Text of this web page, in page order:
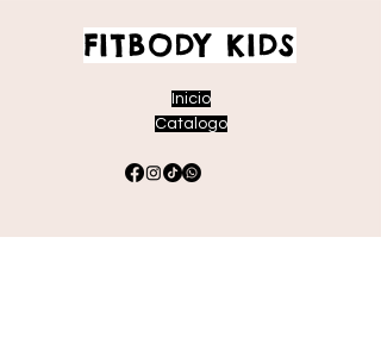
FITBODY KIDS
Inicio
Catalogo